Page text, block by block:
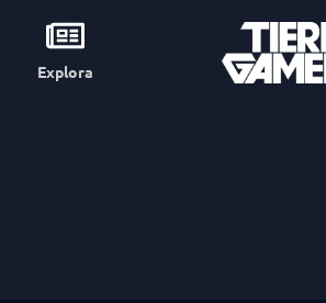
Explora